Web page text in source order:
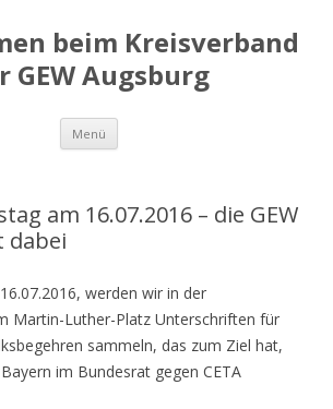
beim Kreisverband
GEW Augsburg
Menü Springe
Inhalt
am 16.07.2016 – die GEW
dabei
werden wir in der
Martin-Luther-Platz Unterschriften für
sammeln, das zum Ziel hat,
im Bundesrat gegen CETA